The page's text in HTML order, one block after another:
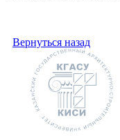
Вернуться назад